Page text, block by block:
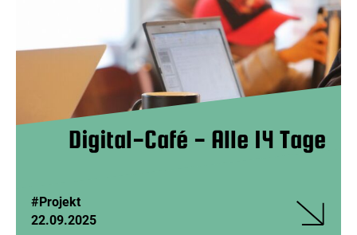
Digital-Café - Alle 14 Tage
#Projekt
22.09.2025